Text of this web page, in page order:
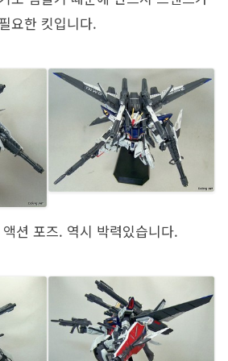
필요한 킷입니다.
션 포즈. 역시 박력있습니다.